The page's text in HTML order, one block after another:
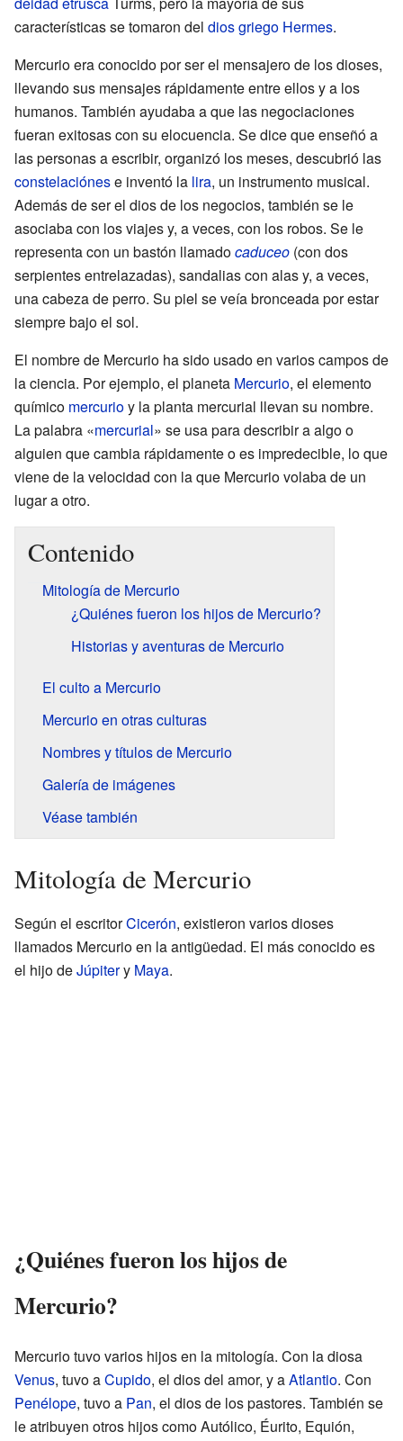
características se tomaron del dios griego Hermes.
Mercurio era conocido por ser el mensajero de los dioses,
llevando sus mensajes rápidamente entre ellos y a los
humanos. También ayudaba a que las negociaciones
fueran exitosas con su elocuencia. Se dice que enseñó a
las personas a escribir, organizó los meses, descubrió las
constelaciónese inventó la lira, un instrumento musical.
Además de ser el dios de los negocios, también se le
asociaba con los viajes y, a veces, con los robos. Se le
representa con un bastón llamadocaduceo (con dos
serpientes entrelazadas), sandalias con alas y, a veces,
una cabeza de perro. Su piel se veía bronceada por estar
siempre bajo el sol.
El nombre de Mercurio ha sido usado en varios campos de
la ciencia. Por ejemplo, el planeta Mercurio, el elemento
químico mercurioy la planta mercurial llevan su nombre.
La palabra «mercurial» se usa para describir a algo o
alguien que cambia rápidamente o es impredecible, lo que
viene de la velocidad con la que Mercurio volaba de un
lugar a otro.
Contenido
Mitología de Mercurio
¿Quiénes fueron los hijos de Mercurio?
Historias y aventuras de Mercurio
El culto a Mercurio
Mercurio en otras culturas
Nombres y títulos de Mercurio
Galería de imágenes
Véase también
Mitología de Mercurio
Según el escritorCicerón, existieron varios dioses
llamados Mercurio en la antigüedad. El más conocido es
el hijo deJúpitery Maya.
¿Quiénes fueron los hijos de
Mercurio?
Mercurio tuvo varios hijos en la mitología. Con la diosa
Venus, tuvo aCupido, el dios del amor, y aAtlantio. Con
Penélope, tuvo a Pan, el dios de los pastores. También se
le atribuyen otros hijos como Autólico, Éurito, Equión,